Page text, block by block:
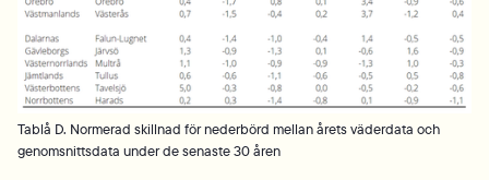
Tablå D. Normerad skillnad för nederbörd mellan årets väderdata och
genomsnittsdata under de senaste 30 åren